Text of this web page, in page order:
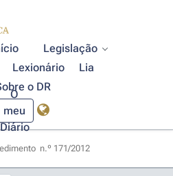
Legislação
Lexionário
Lia
o DR
O
meu
Diário
n.º 171/2012